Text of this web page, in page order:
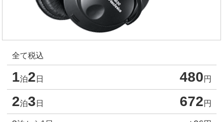
全て税込
1泊2 日 480円
2泊3 日 672円